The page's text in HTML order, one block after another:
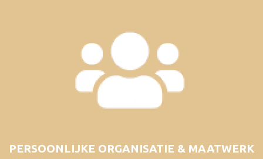
PERSOONLIJKE ORGANISATIE & MAATWERK